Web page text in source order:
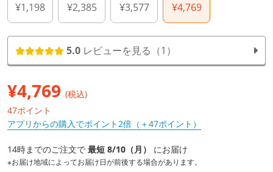
¥1,198
¥2,385
¥3,577
¥4,769
5.0 レビューを見る（1）
¥4,769 (税込)
47ポイント
アプリからの購入でポイント2倍（＋47ポイント）
14時までのご注文で 最短 8/10（月） にお届け
※お届け地域によってお届け日が前後する場合があります。